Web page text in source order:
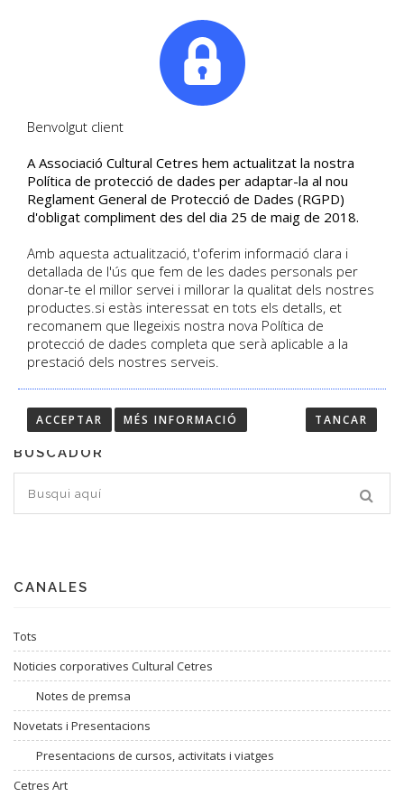
NOU CURS - HISTÒRIA DE
L'ORIENT PRÒXIM I MITJÀ
HOME / BLOG
/
NOU CURS - HISTÒRIA DE L'ORIENT PRÒXIM I MITJÀ
BUSCADOR
CANALES
Tots
Noticies corporatives Cultural Cetres
Notes de premsa
Novetats i Presentacions
Presentacions de cursos, activitats i viatges
Cetres Art
Benvolgut client
A Associació Cultural Cetres hem actualitzat la nostra
Política de protecció de dades per adaptar-la al nou
Reglament General de Protecció de Dades (RGPD)
d'obligat compliment des del dia 25 de maig de 2018.
Amb aquesta actualització, t'oferim informació clara i
detallada de l'ús que fem de les dades personals per
donar-te el millor servei i millorar la qualitat dels nostres
productes.si estàs interessat en tots els detalls, et
recomanem que llegeixis nostra nova Política de
protecció de dades completa que serà aplicable a la
prestació dels nostres serveis.
ACCEPTAR MÉS INFORMACIÓ TANCAR